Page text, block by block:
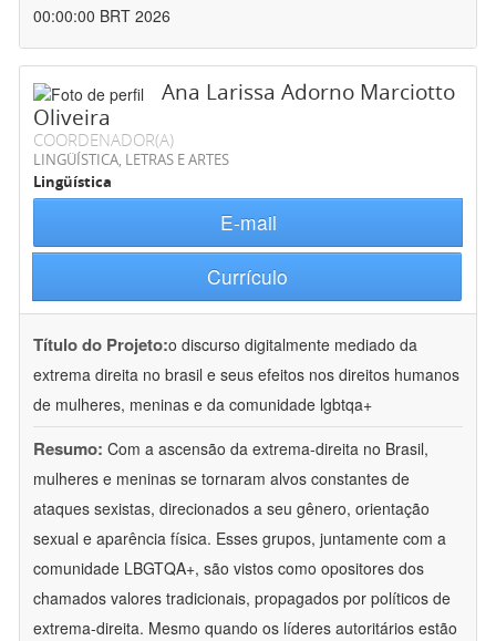
00:00:00 BRT 2026
Ana Larissa Adorno Marciotto
Oliveira
COORDENADOR(A)
LINGÜÍSTICA, LETRAS E ARTES
Lingüística
E-mail
Currículo
Título do Projeto:o discurso digitalmente mediado da
extrema direita no brasil e seus efeitos nos direitos humanos
de mulheres, meninas e da comunidade lgbtqa+
Resumo: Com a ascensão da extrema-direita no Brasil,
mulheres e meninas se tornaram alvos constantes de
ataques sexistas, direcionados a seu gênero, orientação
sexual e aparência física. Esses grupos, juntamente com a
comunidade LBGTQA+, são vistos como opositores dos
chamados valores tradicionais, propagados por políticos de
extrema-direita. Mesmo quando os líderes autoritários estão